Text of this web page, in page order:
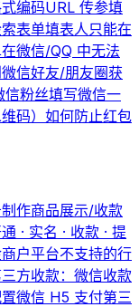
编码URL 传参填
表单填表人只能在
微信/QQ 中无法
信好友/朋友圈获
信粉丝填写微信一
码） 如何防止红包
制作商品展示/收款
· 实名 · 收款 · 提
户平台不支持的行
方收款：微信收款
微信 H5 支付第三